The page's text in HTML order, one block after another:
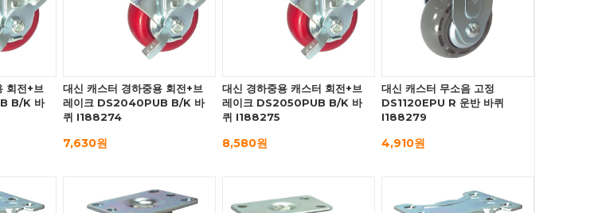
회전+브
B/K 바
대신 캐스터 경하중용 회전+브
레이크 DS2040PUB B/K 바
퀴 I188274
7,630원
대신 경하중용 캐스터 회전+브
레이크 DS2050PUB B/K 바
퀴 I188275
8,580원
대신 캐스터 무소음 고정
DS1120EPU R 운반 바퀴
I188279
4,910원